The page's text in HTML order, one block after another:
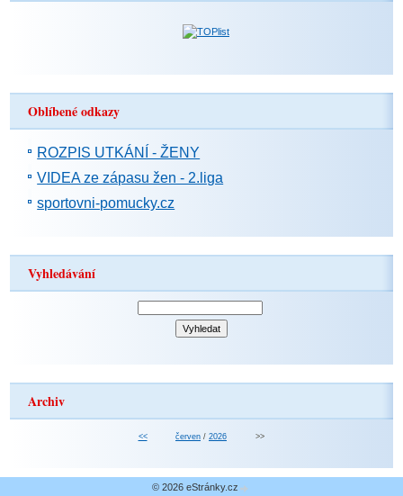
Oblíbené odkazy
ROZPIS UTKÁNÍ - ŽENY
VIDEA ze zápasu žen - 2.liga
sportovni-pomucky.cz
Vyhledávání
Archiv
<< červen / 2026 >>
© 2026 eStránky.cz